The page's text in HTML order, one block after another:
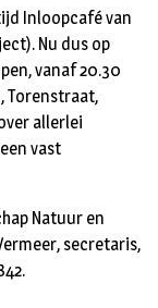
Inloopcafé van
Nu dus op
vanaf 20.30
Torenstraat,
allerlei
vast
Natuur en
secretaris,